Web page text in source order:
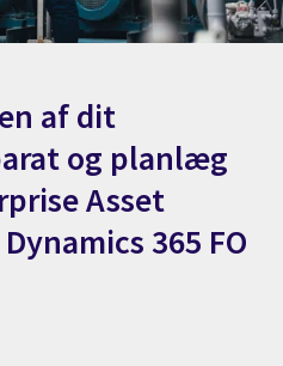
af dit
og planlæg
Asset
365 FO